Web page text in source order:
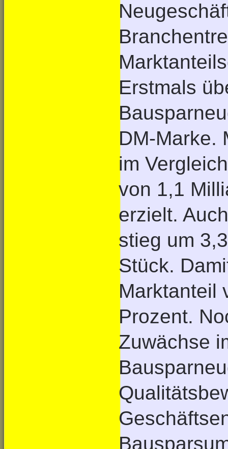
Erstmals
DM-Marke.
im
von 1,1
erzielt.
stieg um
Stück.
Marktanteil
Prozent.
Zuwächse